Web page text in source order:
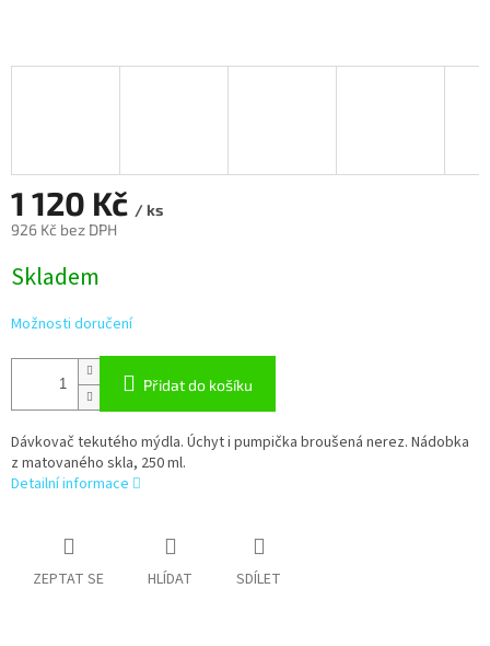
1 120 Kč / ks
926 Kč bez DPH
cena:
Skladem
Možnosti doručení
Přidat do košíku
Dávkovač tekutého mýdla. Úchyt i pumpička broušená nerez. Nádobka
z matovaného skla, 250 ml.
Detailní informace
ZEPTAT SE HLÍDAT SDÍLET